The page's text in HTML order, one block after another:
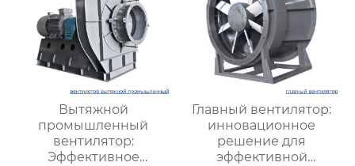
Вытяжной
промышленный
вентилятор:
Эффективное
Главный вентилятор:
инновационное
решение для
эффективной